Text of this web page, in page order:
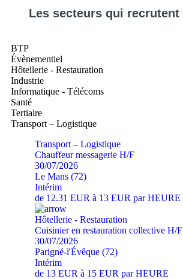
Les secteurs qui recrutent
BTP
Évènementiel
Hôtellerie - Restauration
Industrie
Informatique - Télécoms
Santé
Tertiaire
Transport – Logistique
Transport – Logistique
Chauffeur messagerie H/F
30/07/2026
Le Mans (72)
Intérim
de 12.31 EUR à 13 EUR par HEURE
Hôtellerie - Restauration
Cuisinier en restauration collective H/F
30/07/2026
Parigné-l'Évêque (72)
Intérim
de 13 EUR à 15 EUR par HEURE